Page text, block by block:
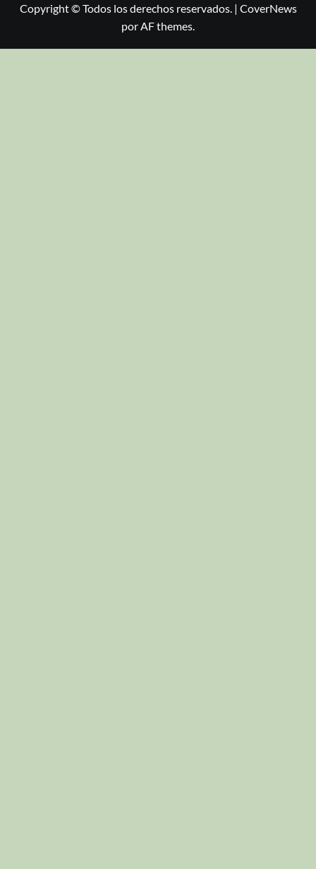
Copyright © Todos los derechos reservados. | CoverNews
por AF themes.